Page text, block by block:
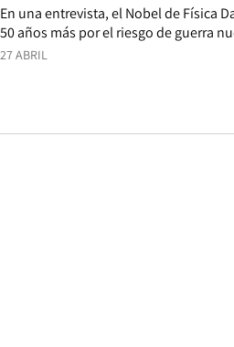
27 ABRIL
En una entrevista, el Nobel de Física
50 años más por el riesgo de guerra